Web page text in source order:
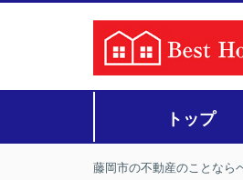
トップ
藤岡市の不動産のことなら